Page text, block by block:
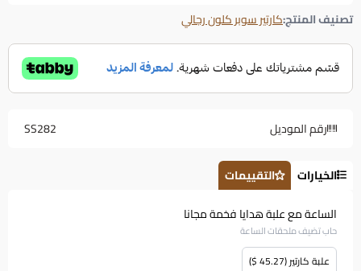
تصنيف المنتج:كارتير سوبر كلون رجالي
رقم الموديل SS282
الخيارات
التقييمات
الساعة مع علبة هدايا فخمة مجانا
حاب تضيف ملحقات الساعة
علبة كارتير (45.27 $)